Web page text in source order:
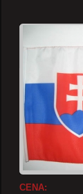
CENA: